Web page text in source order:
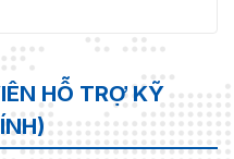
HỖ TRỢ KỸ